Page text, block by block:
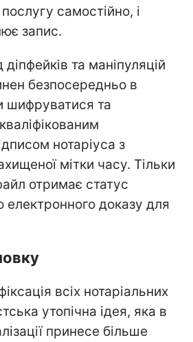
самостійно, і
запис.
та маніпуляцій
безпосередньо в
шифруватися та
нотаріуса з
мітки часу. Тільки
отримає статус
електронного доказу для
всіх нотаріальних
утопічна ідея, яка в
принесе більше